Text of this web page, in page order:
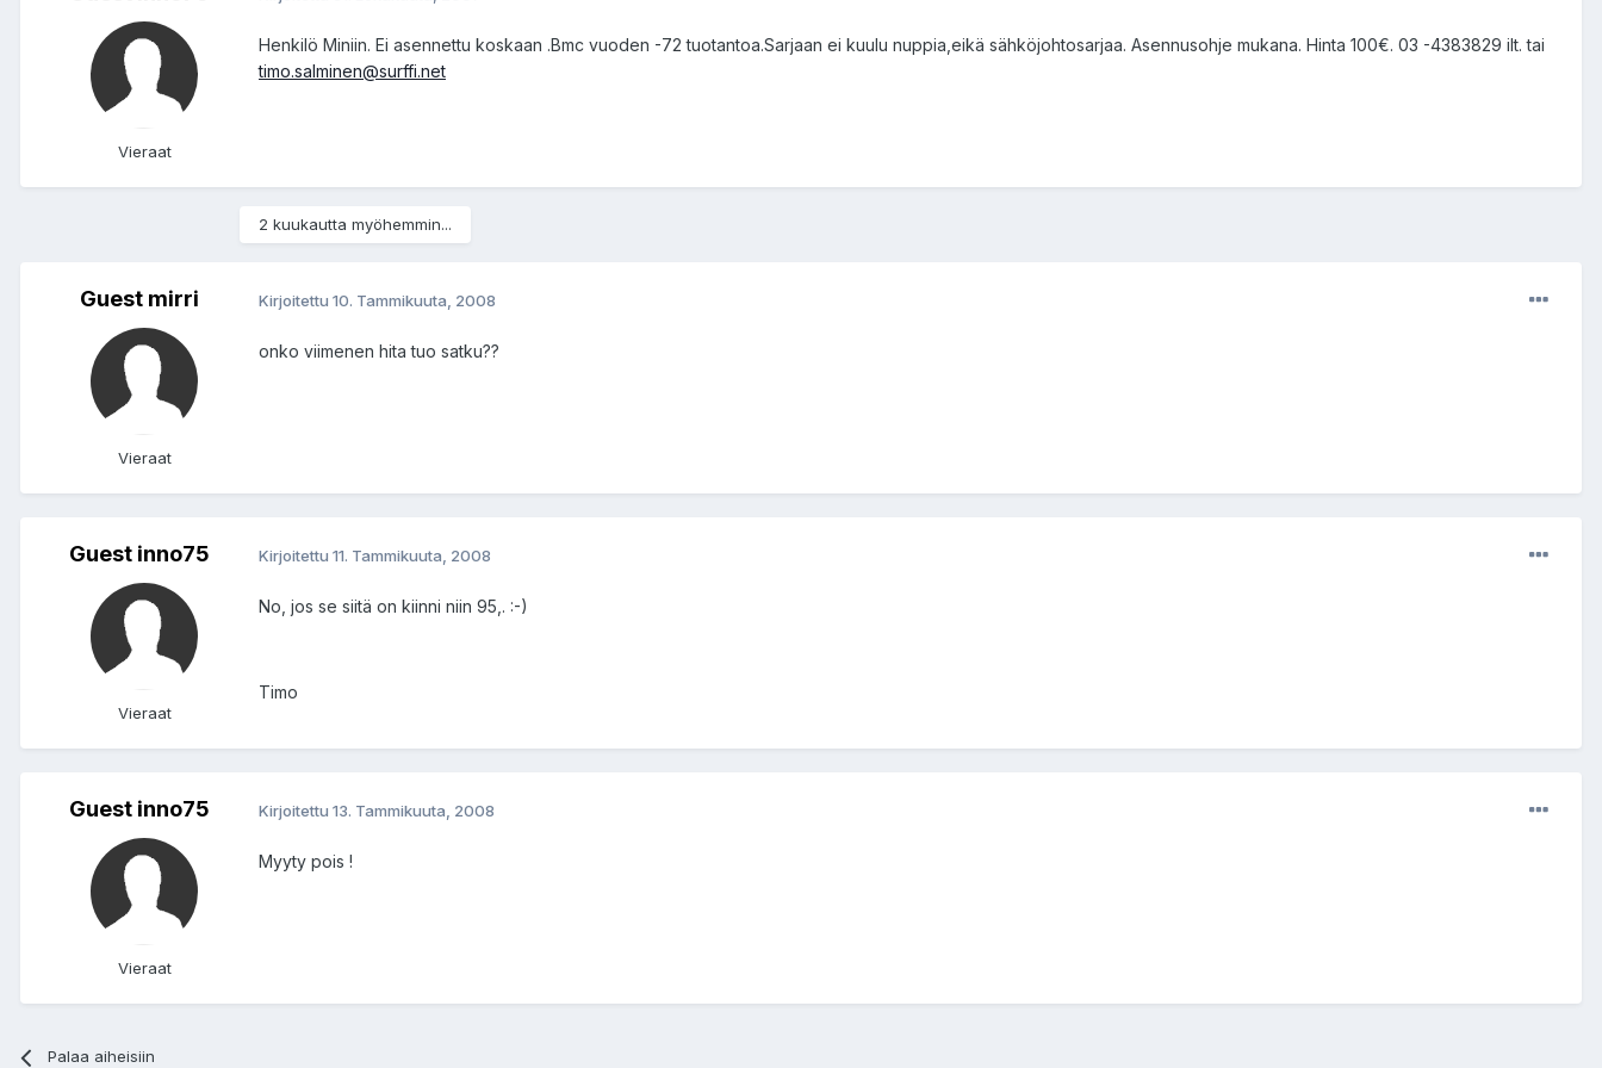
Vieraat
Henkilö Miniin. Ei asennettu koskaan .Bmc vuoden -72 tuotantoa.Sarjaan ei kuulu nuppia,eikä sähköjohtosarjaa. Asennusohje mukana. Hinta 100€. 03 -4383829 ilt. tai
timo.salminen@surffi.net
2 kuukautta myöhemmin...
Guest mirri
Vieraat
Kirjoitettu 10. Tammikuuta, 2008
onko viimenen hita tuo satku??
Guest inno75
Vieraat
Kirjoitettu 11. Tammikuuta, 2008
No, jos se siitä on kiinni niin 95,. :-)
Timo
Guest inno75
Vieraat
Kirjoitettu 13. Tammikuuta, 2008
Myyty pois !
Palaa aiheisiin